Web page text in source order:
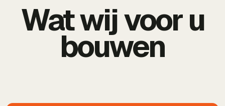
Wat wij voor u
bouwen